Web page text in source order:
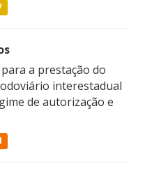
a prestação do
interestadual
de autorização e